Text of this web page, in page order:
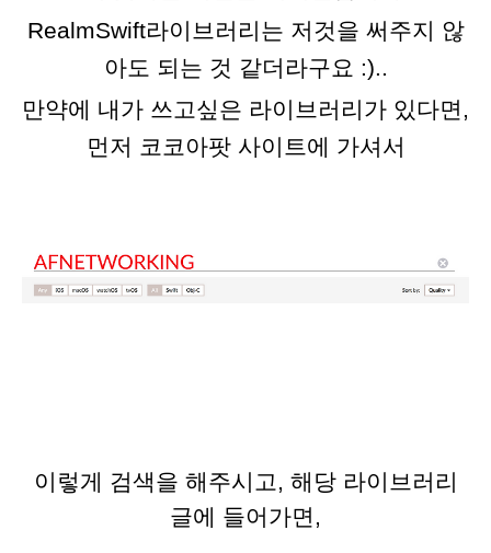
RealmSwift라이브러리는 저것을 써주지 않
아도 되는 것 같더라구요 :)..
만약에 내가 쓰고싶은 라이브러리가 있다면,
먼저 코코아팟 사이트에 가셔서
이렇게 검색을 해주시고, 해당 라이브러리
글에 들어가면,